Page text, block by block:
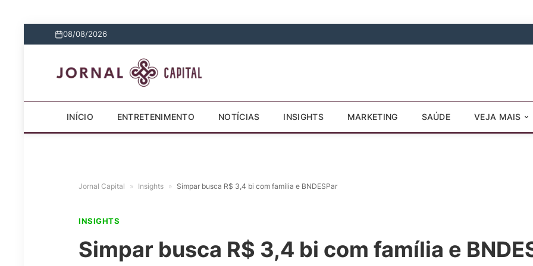
08/08/2026
INÍCIO ENTRETENIMENTO NOTÍCIAS INSIGHTS MARKETING SAÚDE VEJA MAIS
Jornal Capital » Insights » Simpar busca R$ 3,4 bi com família e BNDESPar
INSIGHTS
Simpar busca R$ 3,4 bi com família e